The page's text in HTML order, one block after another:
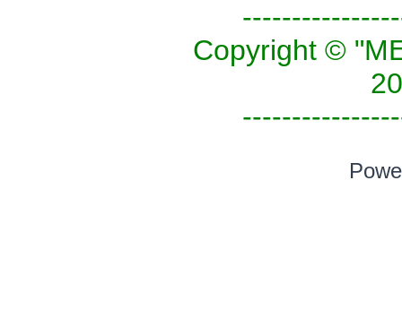
Copyright ©